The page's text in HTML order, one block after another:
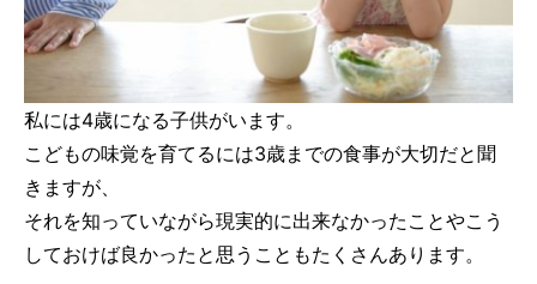
私には4歳になる子供がいます。
こどもの味覚を育てるには3歳までの食事が大切だと聞
きますが、
それを知っていながら現実的に出来なかったことやこう
しておけば良かったと思うこともたくさんあります。